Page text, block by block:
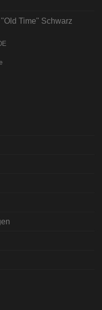
Time" Schwarz